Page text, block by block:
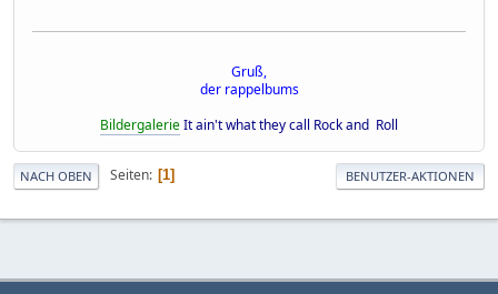
Gruß,
der rappelbums
BildergalerieIt ain't what they call Rock and Roll
NACH OBEN Seiten 1 BENUTZER-AKTIONEN